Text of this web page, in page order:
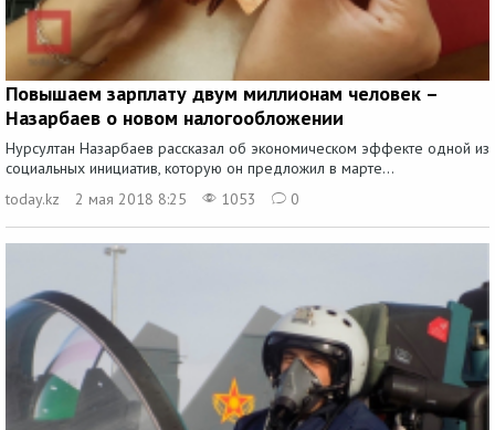
Повышаем зарплату двум миллионам человек –
Назарбаев о новом налогообложении
Нурсултан Назарбаев рассказал об экономическом эффекте одной из
социальных инициатив, которую он предложил в марте...
today.kz
2 мая 2018 8:25 1053 0